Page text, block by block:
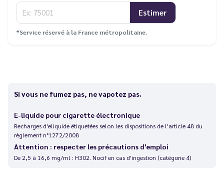
Estimer
*Service réservé à la France métropolitaine.
Si vous ne fumez pas, ne vapotez pas.
E-liquide pour cigarette électronique
Recharges d'eliquide étiquetées selon les dispositions de l'article 48 du
règlement n°1272/2008
Attention : respecter les précautions d'emploi
De 2,5 à 16,6 mg/ml : H302. Nocif en cas d'ingestion (catégorie 4)